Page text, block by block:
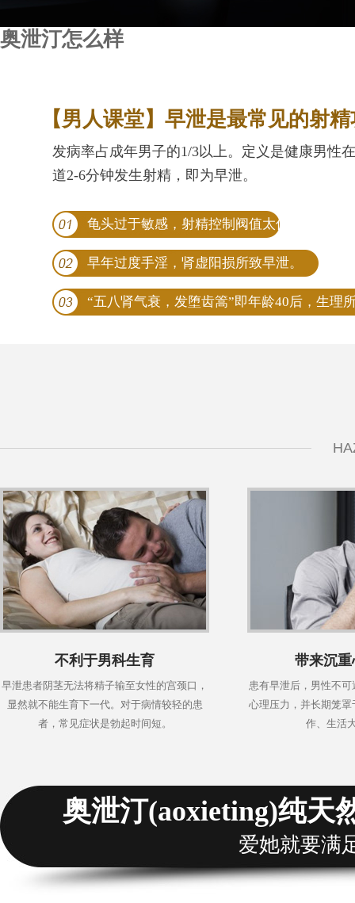
奥泄汀怎么样
【男人课堂】早泄是最常见的射
发病率占成年男子的1/3以上。定义是健康男性
道2-6分钟发生射精，即为早泄。
龟头过于敏感，射精控制阀值太低。
早年过度手淫，肾虚阳损所致早泄。
“五八肾气衰，发堕齿篙”即年龄40后，生理
不利于男科生育
早泄患者阴茎无法将精子输至女性的宫颈口，
显然就不能生育下一代。对于病情较轻的患
者，常见症状是勃起时间短。
带来沉
患有早泄后，男性不
心理压力，并长期笼
作、生活
奥泄汀(aoxieting)纯天
爱她就要满